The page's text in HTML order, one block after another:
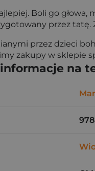
Boli go
przez tatę.
przez dzieci
zakupy w sklepie
informacje na